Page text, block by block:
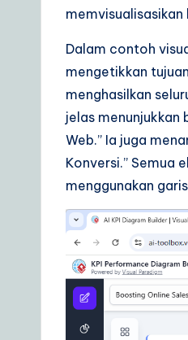
D
Dalam contoh
mengetikkan
menghasilkan
jelas menunjukkan
Web.” Ia juga
Konversi.” Semua
menggunakan